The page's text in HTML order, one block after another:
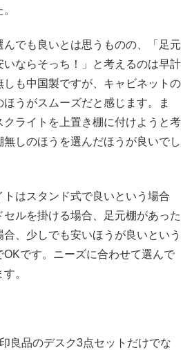
でも良いとは思うものの、「足元
ならそっち！」と考えるのは早計
しも中国製ですが、キャビネットの
うがスムーズだと感じます。ま
クライトを上置き棚に付けようと考
無しのほうを選んだほうが良いでし
はスタンド式で良いという場合
ルを掛ける場合、足元棚があった
、少しでも安いほうが良いという
です。ニーズに合わせて選んで
。
良品のデスク3点セットだけでな